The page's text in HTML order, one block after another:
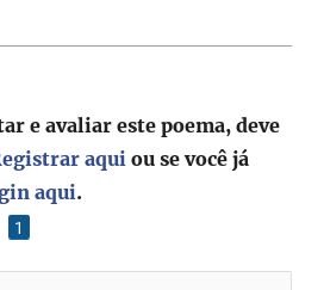
1
e avaliar este poema, deve
aqui ou se você já
aqui.